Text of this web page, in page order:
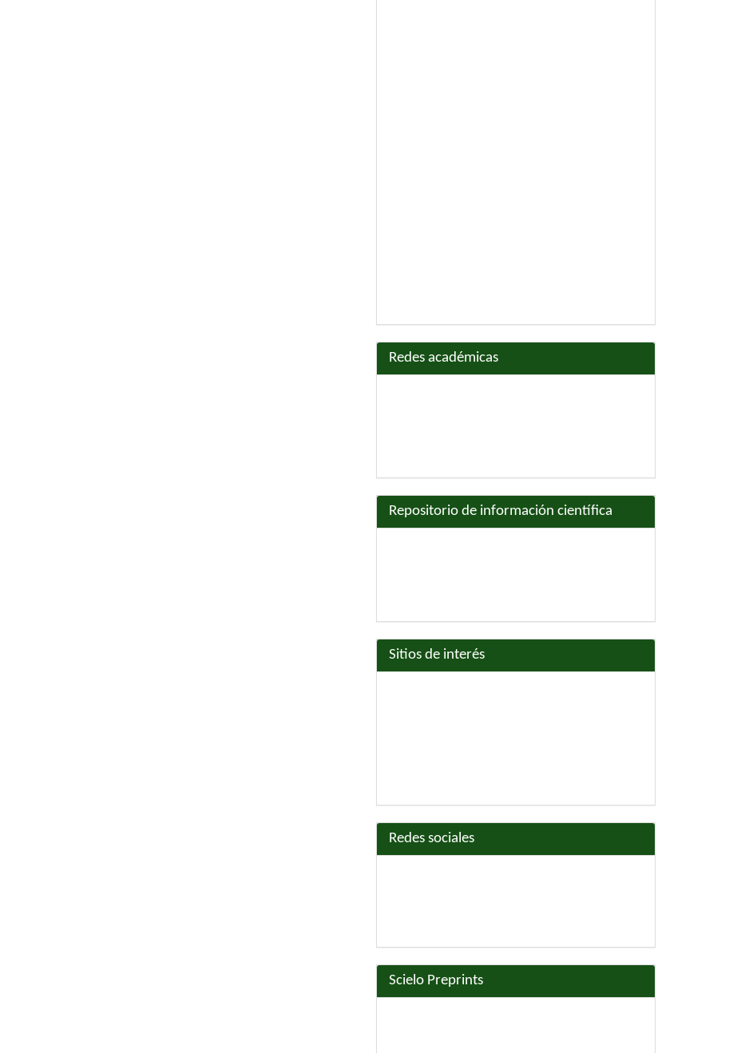
Redes académicas
Repositorio de información científica
Sitios de interés
Redes sociales
Scielo Preprints